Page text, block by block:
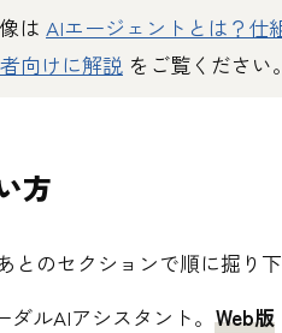
は AIエージェントとは？仕
向けに解説 をご覧ください。
方
のセクションで順に掘り下
ルAIアシスタント。 Web版